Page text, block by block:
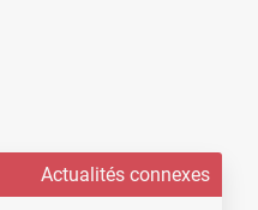
Actualités connexes